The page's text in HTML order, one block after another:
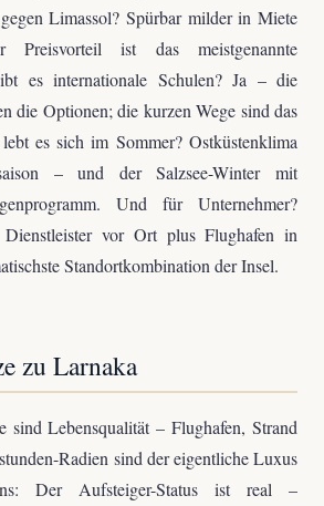
Limassol? Spürbar milder in Miete
ist das meistgenannte
es internationale Schulen? Ja – die
die Optionen; die kurzen Wege sind das
es sich im Sommer? Ostküstenklima
– und der Salzsee-Winter mit
Und für Unternehmer?
Dienstleister vor Ort plus Flughafen in
Standortkombination der Insel.
zu Larnaka
sind Lebensqualität – Flughafen, Strand
Radien sind der eigentliche Luxus
Der Aufsteiger-Status ist real –